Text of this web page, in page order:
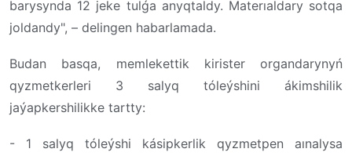
barysynda 12 jeke tulǵa anyqtaldy. Materıaldary sotqa
joldandy", – delingen habarlamada.
Budan basqa, memlekettik kirister organdarynyń
qyzmetkerleri 3 salyq tóleýshini ákimshilik
jaýapkershilikke tartty:
- 1 salyq tóleýshi kásipkerlik qyzmetpen aınalysa